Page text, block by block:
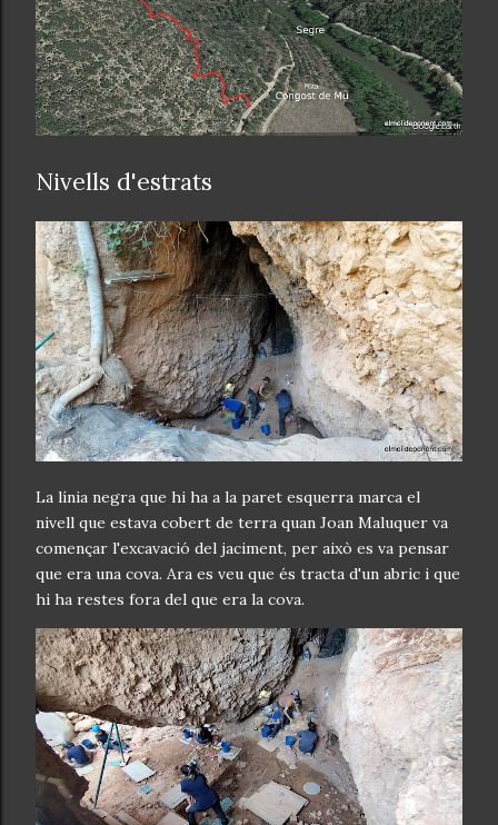
Nivells d'estrats
La línia negra que hi ha a la paret esquerra marca el
nivell que estava cobert de terra quan Joan Maluquer va
començar l'excavació del jaciment, per això es va pensar
que era una cova. Ara es veu que és tracta d'un abric i que
hi ha restes fora del que era la cova.